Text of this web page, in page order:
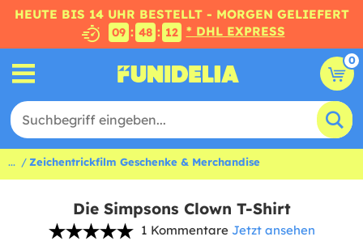
HEUTE BIS 14 UHR BESTELLT - MORGEN GELIEFERT
09 : 48 : 12 * DHL EXPRESS
0
... Zeichentrickfilm Geschenke & Merchandise
Die Simpsons Clown T-Shirt
1 Kommentare Jetzt ansehen